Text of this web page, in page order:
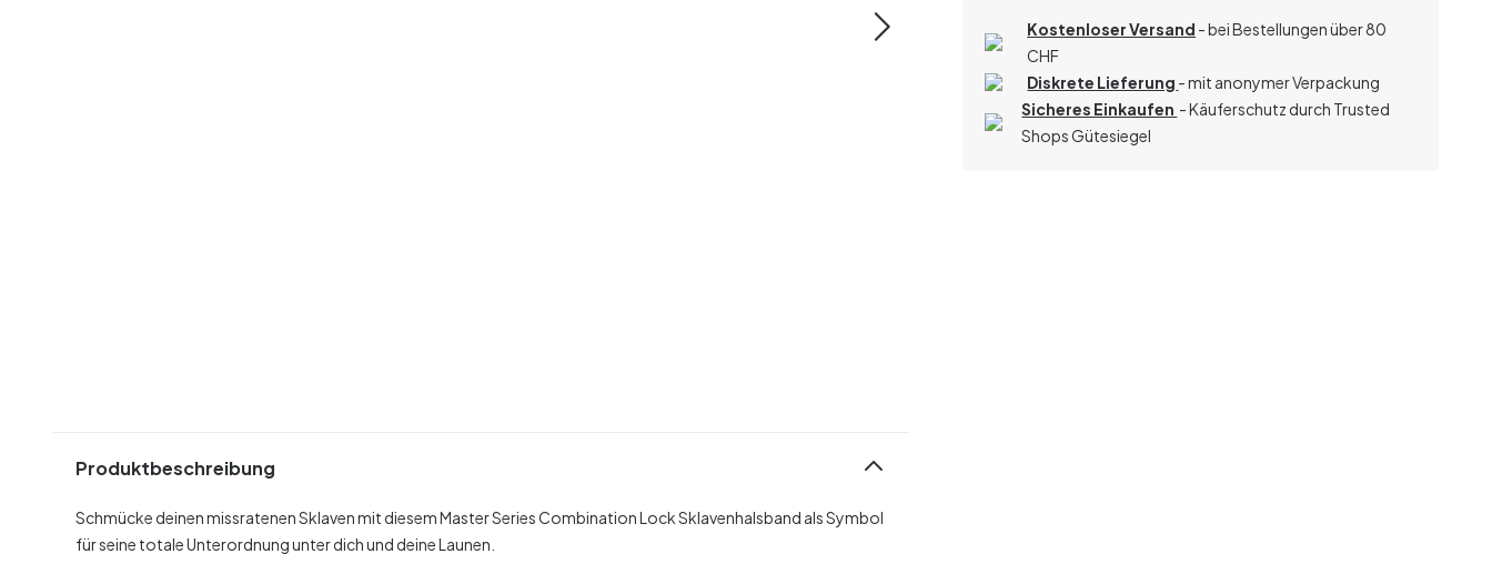
Kostenloser Versand - bei Bestellungen über 80
CHF
Diskrete Lieferung - mit anonymer Verpackung
Sicheres Einkaufen - Käuferschutz durch Trusted
Shops Gütesiegel
Produktbeschreibung
Schmücke deinen missratenen Sklaven mit diesem Master Series Combination Lock Sklavenhalsband als Symbol
für seine totale Unterordnung unter dich und deine Launen.